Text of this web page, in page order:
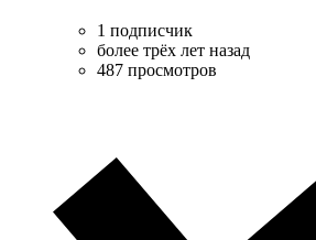
1 подписчик
более трёх лет назад
487 просмотров